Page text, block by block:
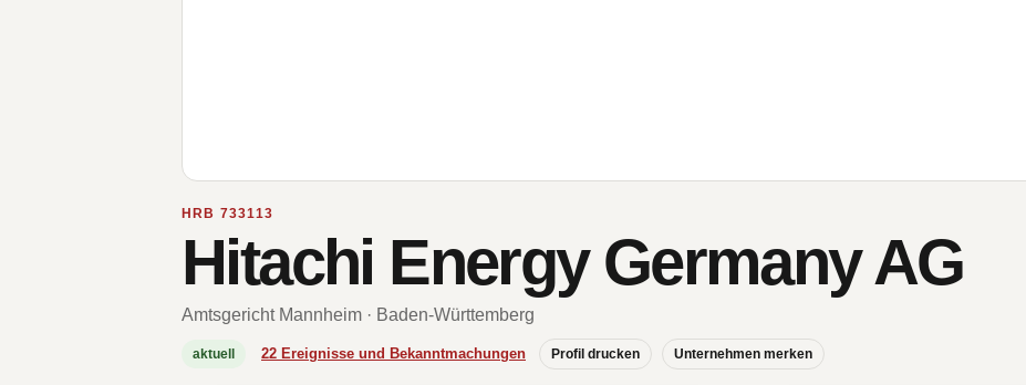
HRB 733113
Hitachi Energy Germany AG
Amtsgericht Mannheim · Baden-Württemberg
aktuell 22 Ereignisse und Bekanntmachungen Profil drucken Unternehmen merken